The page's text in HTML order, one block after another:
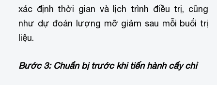
xác định thời gian và lịch trình điều trị, cũng
như dự đoán lượng mỡ giảm sau mỗi buổi trị
liệu.
Bước 3: Chuẩn bị trước khi tiến hành cấy chỉ